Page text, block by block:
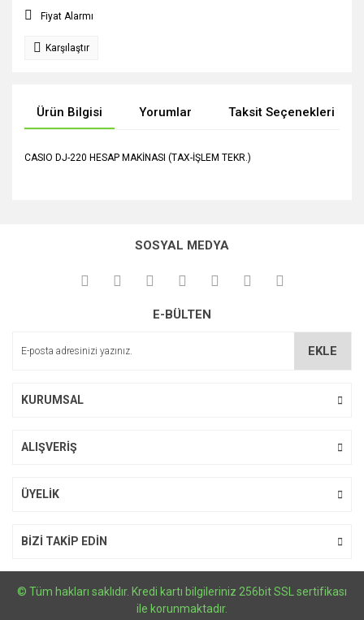
Fiyat Alarmı
Karşılaştır
Ürün Bilgisi Yorumlar Taksit Seçenekleri
CASIO DJ-220 HESAP MAKİNASI (TAX-İŞLEM TEKR.)
kullanarak tarafımıza iletebilirsiniz.
Görüş ve önerileriniz için teşekkür ederiz.
Ürün açıklamasında eksik bilgiler bulunuyor.
SOSYAL MEDYA
E-BÜLTEN
EKLE
KURUMSAL
ALIŞVERİŞ
ÜYELİK
BİZİ TAKİP EDİN
© Tüm hakları saklıdır. Kredi kartı bilgileriniz 256bit SSL sertifikası
ile korunmaktadır.